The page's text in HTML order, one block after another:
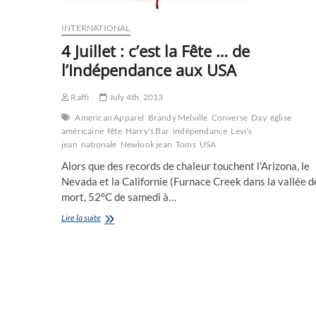
INTERNATIONAL
4 Juillet : c’est la Fête … de
l’Indépendance aux USA
Raffi
July 4th, 2013
American Apparel Brandy Melville Converse Day église
américaine fête Harry's Bar indépendance Levi's
jean nationale Newlook jean Toms USA
Alors que des records de chaleur touchent l'Arizona, le
Nevada et la Californie (Furnace Creek dans la vallée
mort, 52°C de samedi à…
Lire la suite4